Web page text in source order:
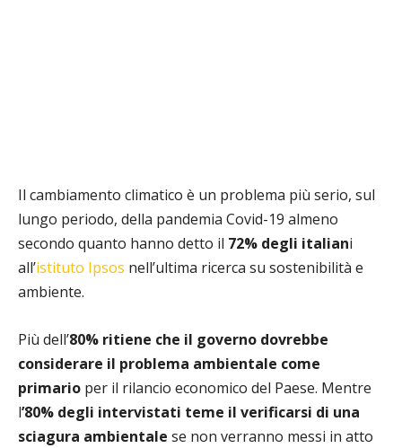
Il cambiamento climatico è un problema più serio, sul
lungo periodo, della pandemia Covid-19 almeno
secondo quanto hanno detto il 72% degli italiani
all’istituto Ipsos nell’ultima ricerca su sostenibilità e
ambiente.
Più dell’80% ritiene che il governo dovrebbe
considerare il problema ambientale come
primario per il rilancio economico del Paese. Mentre
l’80% degli intervistati teme il verificarsi di una
sciagura ambientale se non verranno messi in atto